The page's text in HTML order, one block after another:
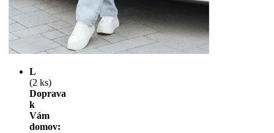
L
(2 ks)
Doprava
k
Vám
domov: